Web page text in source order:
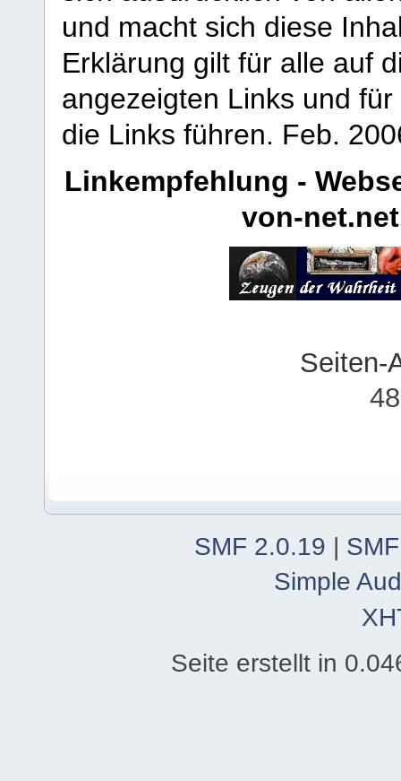
und macht sich diese
Erklärung gilt für alle auf
angezeigten Links und
die Links führen. Feb.
Linkempfehlung -
von-net.net
Seiten-
SMF 2.0.19
Simple
Seite erstellt in